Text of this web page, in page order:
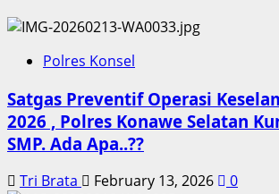
Polres Konsel
Satgas Preventif Operasi
2026 , Polres Konawe Selatan
SMP. Ada Apa..??
Tri Brata February 13, 2026 0